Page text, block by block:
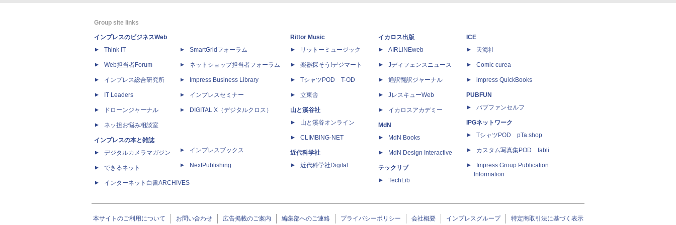
Group site links
インプレスのビジネスWeb
Think IT
Web担当者Forum
インプレス総合研究所
IT Leaders
ドローンジャーナル
ネッ担お悩み相談室
インプレスの本と雑誌
デジタルカメラマガジン
できるネット
インターネット白書ARCHIVES
SmartGridフォーラム
ネットショップ担当者フォーラム
Impress Business Library
インプレスセミナー
DIGITAL X（デジタルクロス）
インプレスブックス
NextPublishing
Rittor Music
リットーミュージック
楽器探そう!デジマート
TシャツPOD T-OD
立東舎
山と溪谷社
山と溪谷オンライン
CLIMBING-NET
近代科学社
近代科学社Digital
イカロス出版
AIRLINEweb
Jディフェンスニュース
通訳翻訳ジャーナル
JレスキューWeb
イカロスアカデミー
MdN
MdN Books
MdN Design Interactive
テックリブ
TechLib
ICE
天海社
Comic curea
impress QuickBooks
PUBFUN
パブファンセルフ
IPGネットワーク
TシャツPOD pTa.shop
カスタム写真集POD fabli
Impress Group Publication
Information
本サイトのご利用について お問い合わせ 広告掲載のご案内 編集部へのご連絡 プライバシーポリシー 会社概要 インプレスグループ 特定商取引法に基づく表示